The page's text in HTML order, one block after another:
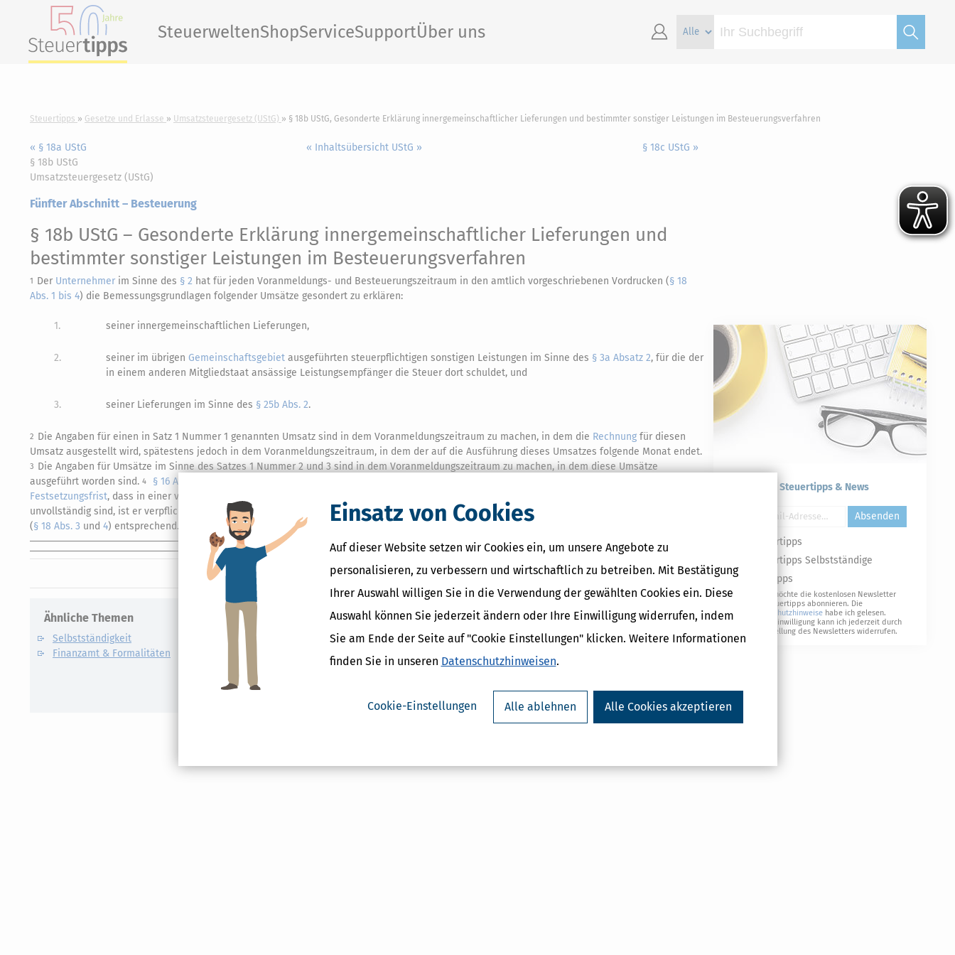
Einsatz von Cookies
Auf dieser Website setzen wir Cookies ein, um unsere Angebote zu
personalisieren, zu verbessern und wirtschaftlich zu betreiben. Mit Bestätigung
Ihrer Auswahl willigen Sie in die Verwendung der gewählten Cookies ein. Diese
Auswahl können Sie jederzeit ändern oder Ihre Einwilligung widerrufen, indem
Sie am Ende der Seite auf "Cookie Einstellungen" klicken. Weitere Informationen
finden Sie in unseren Datenschutzhinweisen.
Cookie-Einstellungen Alle ablehnen Alle Cookies akzeptieren
SteuerweltenShopServiceSupportÜber uns
Steuertipps Gesetze und Erlasse Umsatzsteuergesetz (UStG) § 18b UStG, Gesonderte Erklärung innergemeinschaftlicher Lieferungen und bestimmter sonstiger Leistungen im Besteuerungsverfahren
« § 18a UStG « Inhaltsübersicht UStG »
§ 18c UStG »
§ 18b UStG
Umsatzsteuergesetz (UStG)
Fünfter Abschnitt – Besteuerung
§ 18b UStG – Gesonderte Erklärung innergemeinschaftlicher Lieferungen und
bestimmter sonstiger Leistungen im Besteuerungsverfahren
1 Der Unternehmer im Sinne des § 2 hat für jeden Voranmeldungs- und Besteuerungszeitraum in den amtlich vorgeschriebenen Vordrucken (§ 18
Abs. 1 bis 4) die Bemessungsgrundlagen folgender Umsätze gesondert zu erklären:
1. seiner innergemeinschaftlichen Lieferungen,
2. seiner im übrigen Gemeinschaftsgebietausgeführten steuerpflichtigen sonstigen Leistungen im Sinne des § 3a Absatz 2, für die der
in einem anderen Mitgliedstaat ansässige Leistungsempfänger die Steuer dort schuldet, und
3. seiner Lieferungen im Sinne des § 25b Abs. 2.
2 Die Angaben für einen in Satz 1 Nummer 1 genannten Umsatz sind in dem Voranmeldungszeitraum zu machen, in dem die Rechnung für diesen
Umsatz ausgestellt wird, spätestens jedoch in dem Voranmeldungszeitraum, in dem der auf die Ausführung dieses Umsatzes folgende Monat endet.
3 Die Angaben für Umsätze im Sinne des Satzes 1 Nummer 2 und 3 sind in dem Voranmeldungszeitraum zu machen, in dem diese Umsätze
ausgeführt worden sind. 4 § 16 Abs. 6
Festsetzungsfrist, dass in einer von ihm abgegebenen Voranmeldung (
unvollständig sind, ist er verpflichtet, die ursprüngliche Voranmeldung unverzüglich zu berichtigen.6 Die Sätze 2 bis 5 gelten für die
(§ 18 Abs. 3 und 4) entsprechend.
Druckversion
Ähnliche Themen
Selbstständigkeit
Finanzamt & Formalitäten
Verwandte Lexikon-Begriffe
Künstlersozialabgabe
Kassen-Nachschau
Lohnsteuer-Nachschau
Kostenlose Steuertipps & News
Absenden
Steuertipps
Steuertipps Selbstständige
Geldtipps
Ja, ich möchte die kostenlosen Newsletter
von Steuertipps abonnieren. Die
Datenschutzhinweise habe ich gelesen.
Meine Einwilligung kann ich jederzeit durch
Abbestellung des Newsletters widerrufen.